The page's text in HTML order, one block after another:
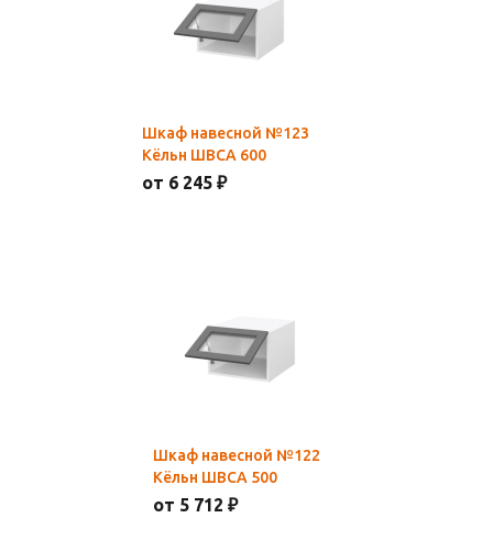
Шкаф навесной №123
Кёльн ШВCА 600
от 6 245 ₽
Шкаф навесной №122
Кёльн ШВCА 500
от 5 712 ₽